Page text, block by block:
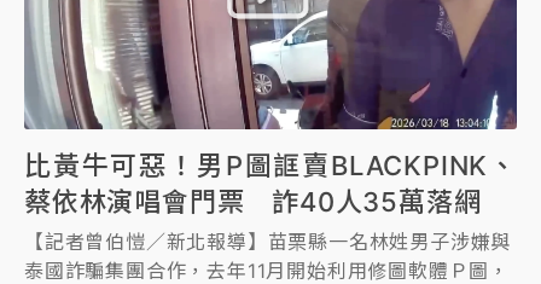
比黃牛可惡！男P圖誆賣BLACKPINK、
蔡依林演唱會門票 詐40人35萬落網
【記者曾伯愷／新北報導】苗栗縣一名林姓男子涉嫌與
泰國詐騙集團合作，去年11月開始利用修圖軟體Ｐ圖，